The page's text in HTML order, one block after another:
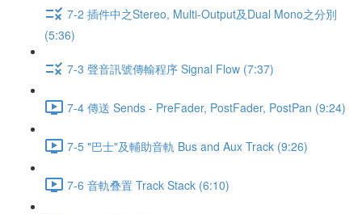
7-2 插件中之Stereo, Multi-Output及Dual Mono之分別
(5:36)
7-3 聲音訊號傳輸程序 Signal Flow (7:37)
7-4 傳送 Sends - PreFader, PostFader, PostPan (9:24)
7-5 "巴士"及輔助音軌 Bus and Aux Track (9:26)
7-6 音軌叠置 Track Stack (6:10)